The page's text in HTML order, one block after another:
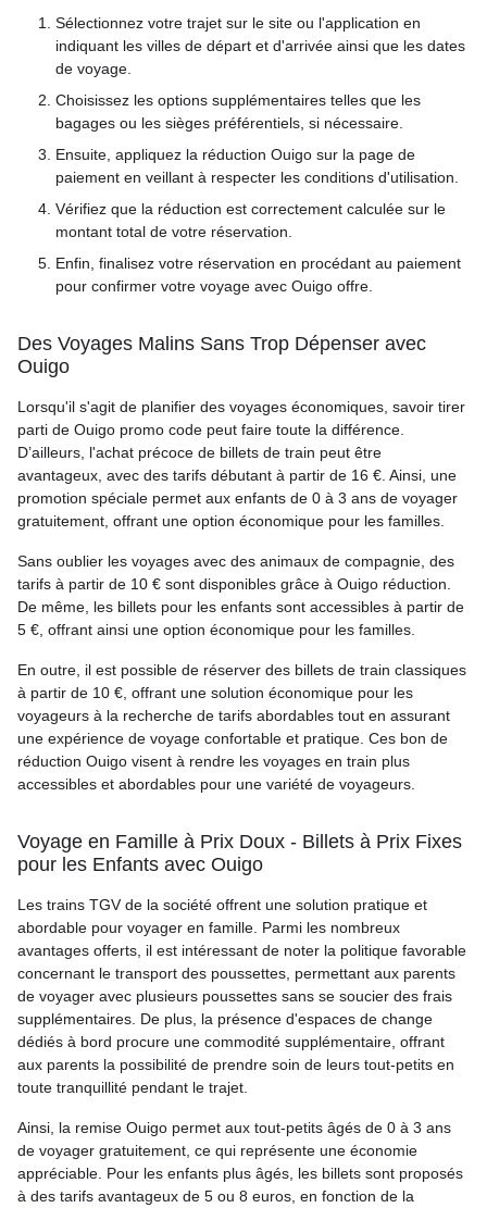
Sélectionnez votre trajet sur le site ou l'application en
indiquant les villes de départ et d'arrivée ainsi que les dates
de voyage.
Choisissez les options supplémentaires telles que les
bagages ou les sièges préférentiels, si nécessaire.
Ensuite, appliquez la réduction Ouigo sur la page de
paiement en veillant à respecter les conditions d'utilisation.
Vérifiez que la réduction est correctement calculée sur le
montant total de votre réservation.
Enfin, finalisez votre réservation en procédant au paiement
pour confirmer votre voyage avec Ouigo offre.
Des Voyages Malins Sans Trop Dépenser avec
Ouigo
Lorsqu'il s'agit de planifier des voyages économiques, savoir tirer
parti de Ouigo promo code peut faire toute la différence.
D’ailleurs, l'achat précoce de billets de train peut être
avantageux, avec des tarifs débutant à partir de 16 €. Ainsi, une
promotion spéciale permet aux enfants de 0 à 3 ans de voyager
gratuitement, offrant une option économique pour les familles.
Sans oublier les voyages avec des animaux de compagnie, des
tarifs à partir de 10 € sont disponibles grâce à Ouigo réduction.
De même, les billets pour les enfants sont accessibles à partir de
5 €, offrant ainsi une option économique pour les familles.
En outre, il est possible de réserver des billets de train classiques
à partir de 10 €, offrant une solution économique pour les
voyageurs à la recherche de tarifs abordables tout en assurant
une expérience de voyage confortable et pratique. Ces bon de
réduction Ouigo visent à rendre les voyages en train plus
accessibles et abordables pour une variété de voyageurs.
Voyage en Famille à Prix Doux - Billets à Prix Fixes
pour les Enfants avec Ouigo
Les trains TGV de la société offrent une solution pratique et
abordable pour voyager en famille. Parmi les nombreux
avantages offerts, il est intéressant de noter la politique favorable
concernant le transport des poussettes, permettant aux parents
de voyager avec plusieurs poussettes sans se soucier des frais
supplémentaires. De plus, la présence d'espaces de change
dédiés à bord procure une commodité supplémentaire, offrant
aux parents la possibilité de prendre soin de leurs tout-petits en
toute tranquillité pendant le trajet.
Ainsi, la remise Ouigo permet aux tout-petits âgés de 0 à 3 ans
de voyager gratuitement, ce qui représente une économie
appréciable. Pour les enfants plus âgés, les billets sont proposés
à des tarifs avantageux de 5 ou 8 euros, en fonction de la